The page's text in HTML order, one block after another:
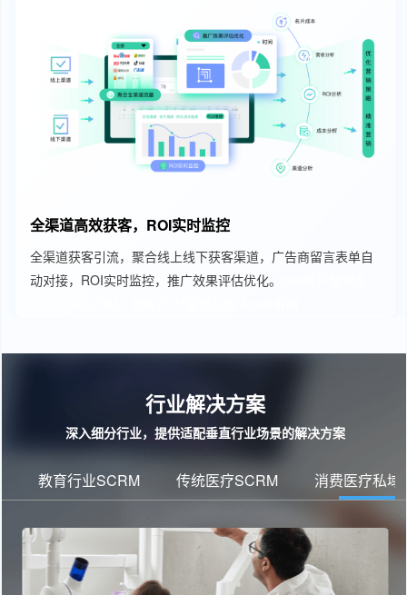
全渠道高效获客，ROI实时监控
全渠道获客引流，聚合线上线下获客渠道，广告商留言表单自
动对接，ROI实时监控，推广效果评估优化。
行业解决方案
深入细分行业，提供适配垂直行业场景的解决方案
教育行业SCRM 传统医疗SCRM 消费医疗私域